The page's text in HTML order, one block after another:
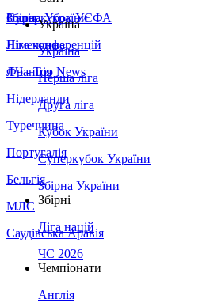
Збірна України
Італія
Німеччина
Франція
Нідерланди
Туреччина
Португалія
Бельгія
МЛС
Саудівська Аравія
Суперкубок УЄФА
Ліга конференцій
ЛЧ - Top News
Україна
Україна
Перша ліга
Друга ліга
Кубок України
Суперкубок України
Збірна України
Збірні
Ліга націй
ЧС 2026
Чемпіонати
Англія